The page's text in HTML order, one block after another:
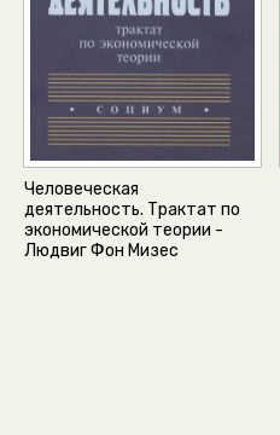
Человеческая
деятельность. Трактат по
экономической теории -
Людвиг Фон Мизес